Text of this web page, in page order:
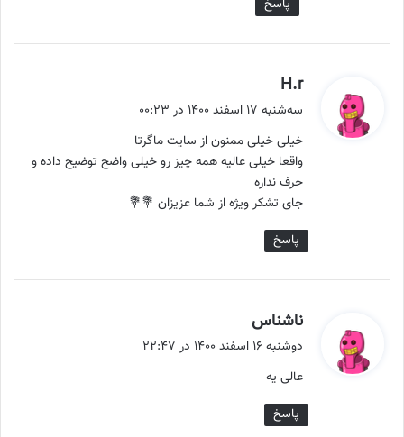
پاسخ
H.r
ف
:
سه‌شنبه ۱۷ اسفند ۱۴۰۰ در ۰۰:۲۳
خیلی خیلی ممنون از سایت ماگرتا
واقعا خیلی عالیه همه چیز رو خیلی واضح توضیح داده و
حرف نداره
جای تشکر ویژه از شما عزیزان 💐💐
پاسخ
ناشناس
ف
دوشنبه ۱۶ اسفند ۱۴۰۰ در ۲۲:۴۷
عالی یه
پاسخ